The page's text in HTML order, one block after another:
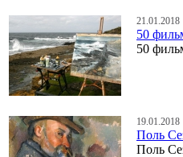
21.01.2018
50
50
19.01.2018
Поль
Поль